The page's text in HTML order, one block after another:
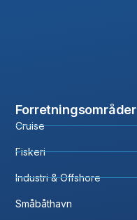
Forretningsområder
Cruise
Fiskeri
Industri & Offshore
Småbåthavn